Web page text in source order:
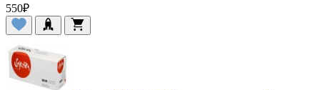
550₽